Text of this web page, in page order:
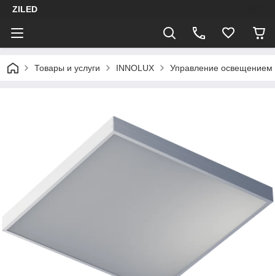
ZILED
Товары и услуги INNOLUX Управление освещением